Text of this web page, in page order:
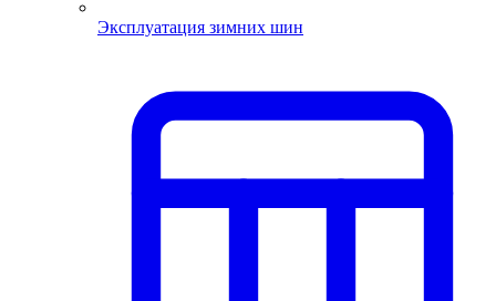
Эксплуатация зимних шин